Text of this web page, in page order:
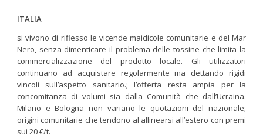
ITALIA
si vivono di riflesso le vicende maidicole comunitarie e del Mar
Nero, senza dimenticare il problema delle tossine che limita la
commercializzazione del prodotto locale. Gli utilizzatori
continuano ad acquistare regolarmente ma dettando rigidi
vincoli sull’aspetto sanitario.; l’offerta resta ampia per la
concomitanza di volumi sia dalla Comunità che dall’Ucraina.
Milano e Bologna non variano le quotazioni del nazionale;
origini comunitarie che tendono al allinearsi all’estero con premi
sui 20 €/t.